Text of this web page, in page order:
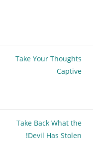
Take Your Thoughts
Captive
Take Back What the
Devil Has Stolen!